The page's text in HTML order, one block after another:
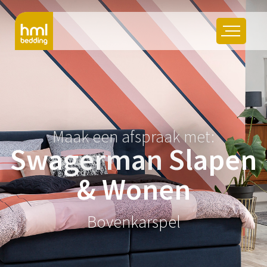
Maak een afspraak met:
Swagerman Slapen
& Wonen
Bovenkarspel